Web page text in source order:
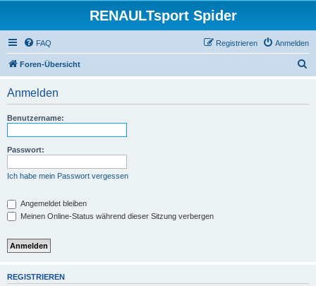
RENAULTsport Spider
FAQ Anmelden
Registrieren
Foren-Übersicht
Anmelden
Benutzername:
Passwort:
Ich habe mein Passwort vergessen
Angemeldet bleiben
Meinen Online-Status während dieser Sitzung verbergen
REGISTRIEREN